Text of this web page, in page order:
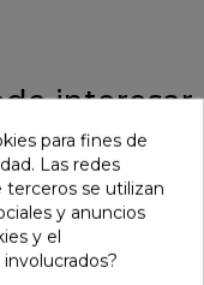
interesar
favorite
AUSTRAL
para fines de
Las redes
terceros se utilizan
y anuncios
y el